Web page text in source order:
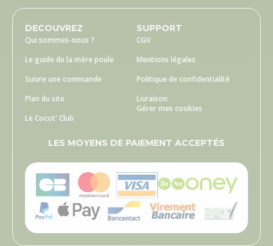
DECOUVREZ
Qui sommes-nous ?
Le guide de la mère poule
Suivre une commande
Plan du site
Le Cocot' Club
SUPPORT
CGV
Mentions légales
Politique de confidentialité
Livraison
Gérer mes cookies
LES MOYENS DE PAIEMENT ACCEPTÉS